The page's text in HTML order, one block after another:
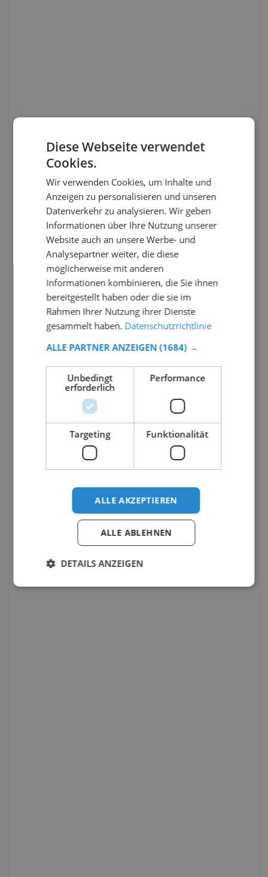
Diese Webseite verwendet
Cookies.
Wir verwenden Cookies, um Inhalte und
Anzeigen zu personalisieren und unseren
Datenverkehr zu analysieren. Wir geben
Informationen über Ihre Nutzung unserer
Website auch an unsere Werbe- und
Analysepartner weiter, die diese
möglicherweise mit anderen
Informationen kombinieren, die Sie ihnen
bereitgestellt haben oder die sie im
Rahmen Ihrer Nutzung ihrer Dienste
gesammelt haben. Datenschutzrichtlinie
ALLE PARTNER ANZEIGEN (1684) →
Unbedingt
erforderlich
Performance
Targeting Funktionalität
ALLE AKZEPTIEREN
ALLE ABLEHNEN
DETAILS ANZEIGEN